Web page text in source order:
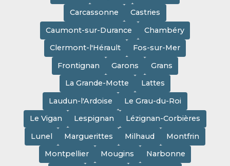
Carcassonne
Castries
Caumont-sur-Durance
Chambéry
Clermont-l'Hérault
Fos-sur-Mer
Frontignan
Garons
Grans
La Grande-Motte
Lattes
Laudun-l'Ardoise
Le Grau-du-Roi
Le Vigan
Lespignan
Lézignan-Corbières
Lunel
Marguerittes Milhaud
Montfrin
Montpellier
Mougins
Narbonne